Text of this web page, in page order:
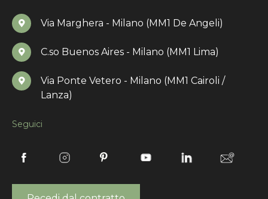
Via Marghera - Milano (MM1 De Angeli)
C.so Buenos Aires - Milano (MM1 Lima)
Via Ponte Vetero - Milano (MM1 Cairoli /
Lanza)
Seguici